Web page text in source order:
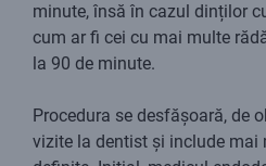
minute, însă în cazul dinților
cum ar fi cei cu mai multe
la 90 de minute.
Procedura se desfășoară, de
vizite la dentist și include mai